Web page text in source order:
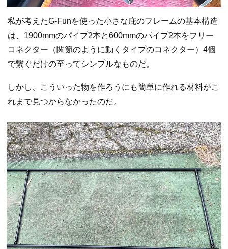
私が考えたG-Funを使った小さな庇のフレームの基本構造
は、1900mmのパイプ2本と600mmのパイプ2本をフリー
コネクター（関節のように動くタイプのコネクター）4個
で繋ぐだけの至ってシンプルなものだ。
しかし、こういった物を作ろうにも簡単に作れる材料がこ
れまで見つからなかったのだ。